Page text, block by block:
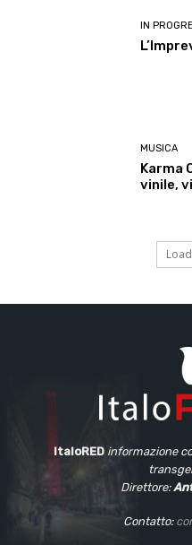
IN
MUSICA
Karma
vinile,
ItaloRED informazione
Direttore:
Contatto: